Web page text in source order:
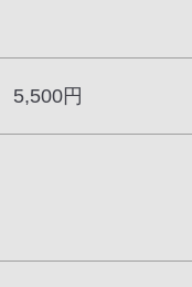
5,500円